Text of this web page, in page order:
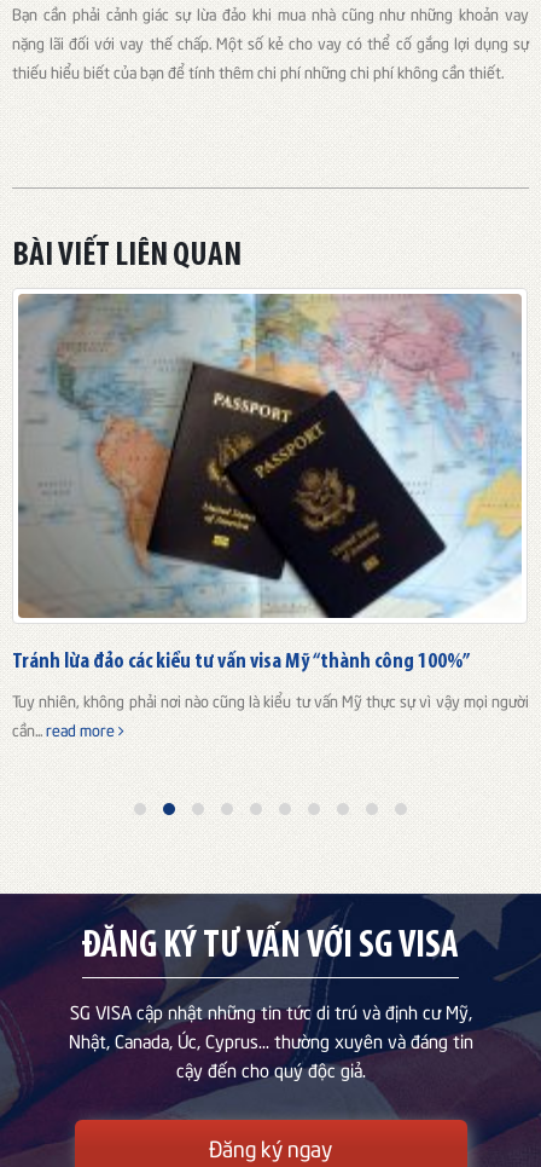
Bạn cần phải cảnh giác sự lừa đảo khi mua nhà cũng như những khoản vay
nặng lãi đối với vay thế chấp. Một số kẻ cho vay có thể cố gắng lợi dụng sự
thiếu hiểu biết của bạn để tính thêm chi phí những chi phí không cần thiết.
BÀI VIẾT LIÊN QUAN
Tránh lừa đảo các kiểu tư vấn visa Mỹ “thành công 100%”
Tuy nhiên, không phải nơi nào cũng là kiểu tư vấn Mỹ thực sự vì vậy mọi người
cần...read more
ĐĂNG KÝ TƯ VẤN VỚI SG VISA
SG VISA cập nhật những tin tức di trú và định cư Mỹ,
Nhật, Canada, Úc, Cyprus... thường xuyên và đáng tin
cậy đến cho quý độc giả.
Đăng ký ngay